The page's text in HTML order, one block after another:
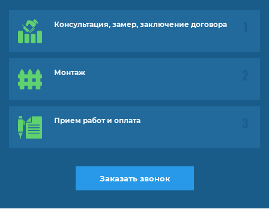
Консультация, замер, заключение договора
Монтаж
Прием работ и оплата
Заказать звонок